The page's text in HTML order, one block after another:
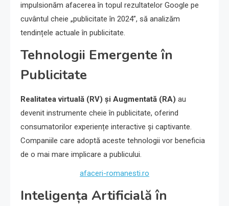
impulsionăm afacerea în topul rezultatelor Google pe
cuvântul cheie „publicitate în 2024”, să analizăm
tendințele actuale în publicitate.
Tehnologii Emergente în
Publicitate
Realitatea virtuală (RV) și Augmentată (RA) au
devenit instrumente cheie în publicitate, oferind
consumatorilor experiențe interactive și captivante.
Companiile care adoptă aceste tehnologii vor beneficia
de o mai mare implicare a publicului.
afaceri-romanesti.ro
Inteligența Artificială în